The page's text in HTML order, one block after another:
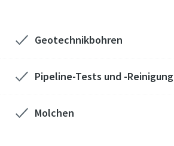
Geotechnikbohren
Pipeline-Tests und -Reinigung
Molchen